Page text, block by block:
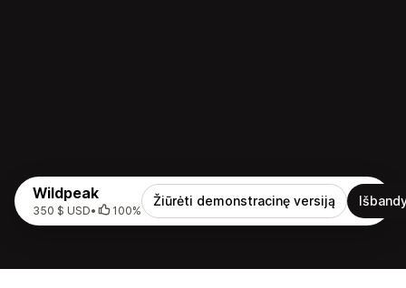
Wildpeak
350 $ USD• 100%
Žiūrėti demonstracinę versiją